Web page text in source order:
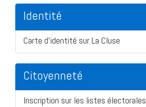
Identité
Carte d'identité sur La Cluse
Citoyenneté
Inscription sur les listes électorales